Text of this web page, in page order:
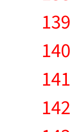
139
140
141
142